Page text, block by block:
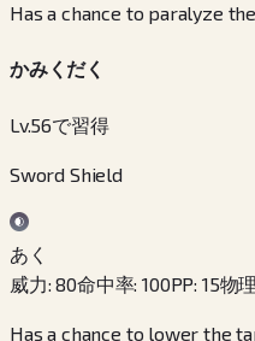
Has a chance to paralyze
かみくだく
Lv.56で習得
Sword Shield
あく
威力:80命中率:100PP: 15物理
Has a chance to lower the